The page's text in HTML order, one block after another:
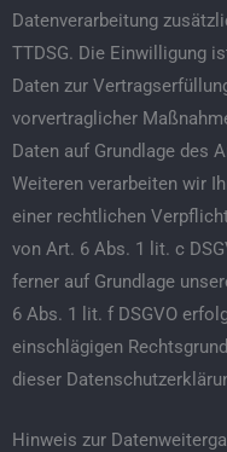
Datenverarbeitung
TTDSG. Die Einwilligung
Daten zur
vorvertraglicher
Daten auf Grundlage des
Weiteren verarbeiten wir
einer rechtlichen
von Art. 6 Abs. 1 lit. c
ferner auf Grundlage
6 Abs. 1 lit. f DSGVO
einschlägigen
dieser
Hinweis zur